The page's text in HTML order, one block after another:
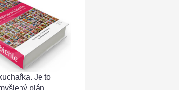
Je to
plán